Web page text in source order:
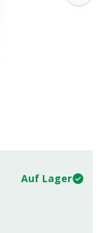
Auf Lager